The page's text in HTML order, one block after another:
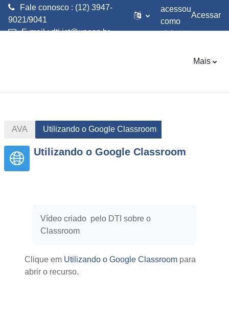
Fale conosco : (12) 3947-
9021/9041
E-mail :dti.ict@unesp.br
acessou
como
visitante
Acessar
Mais
AVA Utilizando o Google Classroom
Utilizando o Google Classroom
Vídeo criado pelo DTI sobre o
Classroom
Clique em Utilizando o Google Classroom para
abrir o recurso.